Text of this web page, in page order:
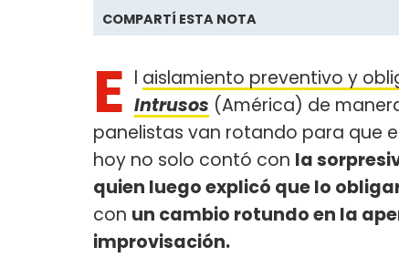
COMPARTÍ ESTA NOTA
E l aislamiento preventivo y
Intrusos (América) de
panelistas van rotando para que
hoy no solo contó con la
quien luego explicó que lo
con un cambio rotundo en la
improvisación.